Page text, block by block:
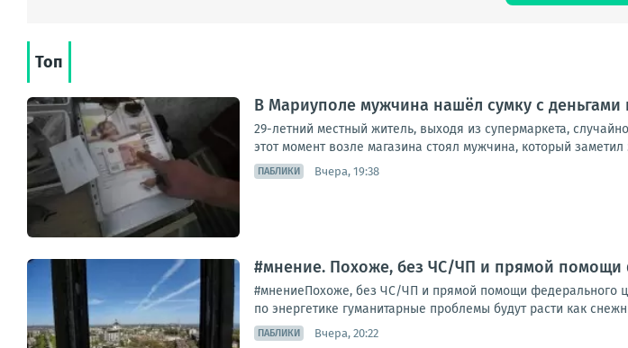
Топ
В Мариуполе мужчина нашёл сумку с деньгами
29-летний местный житель, выходя из супермаркета,
этот момент возле магазина стоял мужчина, который
ПАБЛИКИ Вчера, 19:38
#мнение. Похоже, без ЧС/ЧП и прямой помощи
#мнениеПохоже, без ЧС/ЧП и прямой помощи федерального
по энергетике гуманитарные проблемы будут расти как
ПАБЛИКИ Вчера, 20:22